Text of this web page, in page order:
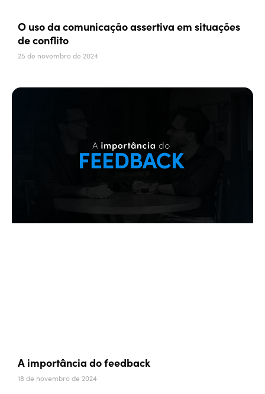
O uso da comunicação assertiva em situações
de conflito
25 de novembro de 2024
A importância do feedback
18 de novembro de 2024